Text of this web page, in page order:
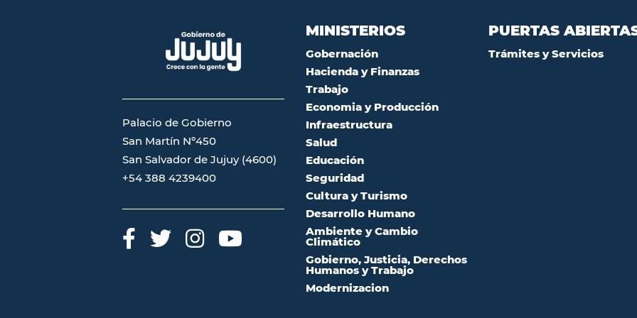
Palacio de Gobierno
San Martín Nº450
San Salvador de Jujuy (4600)
+54 388 4239400
MINISTERIOS
Gobernación
Hacienda y Finanzas
Trabajo
Economia y Producción
Infraestructura
Salud
Educación
Seguridad
Cultura y Turismo
Desarrollo Humano
Ambiente y Cambio
Climático
Gobierno, Justicia, Derechos
Humanos y Trabajo
Modernizacion
PUERTAS
Trámites y Servicios